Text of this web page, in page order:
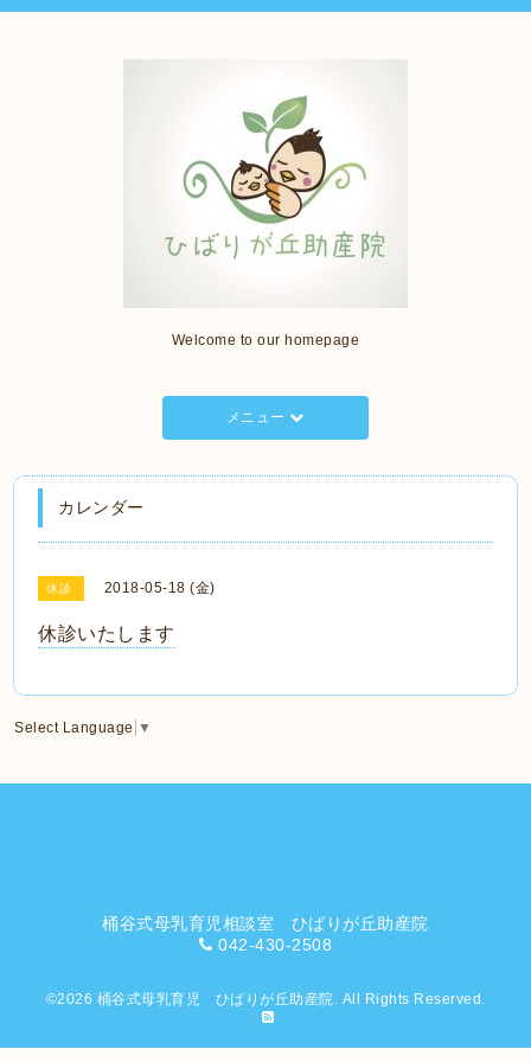
Welcome to our homepage
メニュー
カレンダー
休診 2018-05-18 (金)
休診いたします
Select Language ▼
桶谷式母乳育児相談室 ひばりが丘助産院
042-430-2508
©2026 桶谷式母乳育児 ひばりが丘助産院. All Rights Reserved.